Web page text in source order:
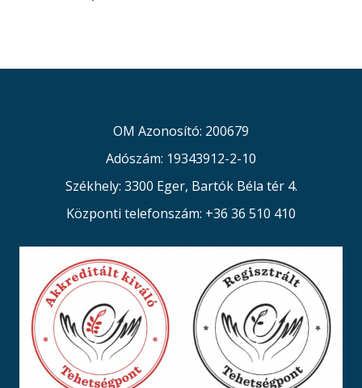
OM Azonosító: 200679
Adószám: 19343912-2-10
Székhely: 3300 Eger, Bartók Béla tér 4.
Központi telefonszám: +36 36 510 410